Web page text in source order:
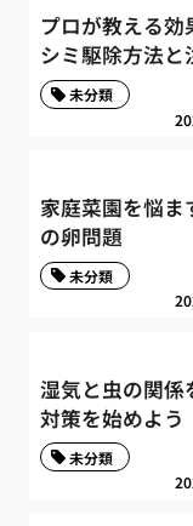
プロが教える効
シミ駆除方法と
未分類
家庭菜園を悩ま
の卵問題
未分類
湿気と虫の関係
対策を始めよう
未分類